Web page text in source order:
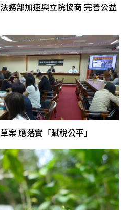
務部加速與立院協商 完善公益
案 應落實「賦稅公平」